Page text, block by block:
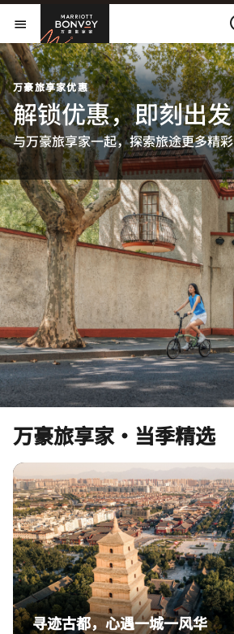
Skip to Content
打开菜单万豪旅享家
万豪旅享家优惠
解锁优惠，即刻出发
与万豪旅享家一起，探索旅途更多精彩
万豪旅享家·当季精选
寻迹古都，心遇一城一风华